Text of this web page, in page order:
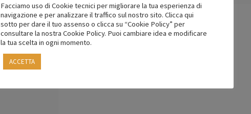
Facciamo uso di Cookie tecnici per migliorare la tua esperienza di
navigazione e per analizzare il traffico sul nostro sito. Clicca qui
sotto per dare il tuo assenso o clicca su “Cookie Policy” per
consultare la nostra Cookie Policy. Puoi cambiare idea e modificare
la tua scelta in ogni momento.
ACCETTA